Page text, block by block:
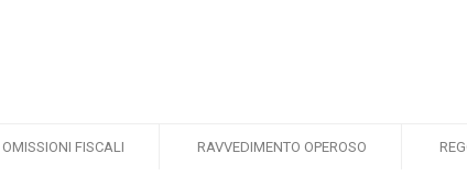
OMISSIONI FISCALI RAVVEDIMENTO OPEROSO